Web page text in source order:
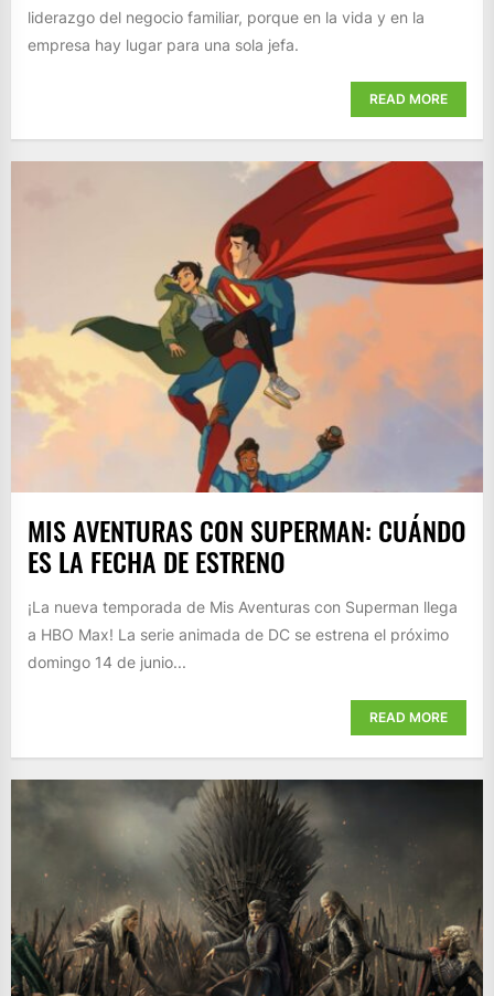
liderazgo del negocio familiar, porque en la vida y en la
empresa hay lugar para una sola jefa.
READ MORE
MIS AVENTURAS CON SUPERMAN: CUÁNDO
ES LA FECHA DE ESTRENO
¡La nueva temporada de Mis Aventuras con Superman llega
a HBO Max! La serie animada de DC se estrena el próximo
domingo 14 de junio...
READ MORE